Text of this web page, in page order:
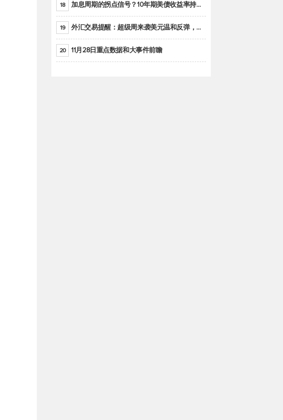
18 加息周期的拐点信号？10年期美债收益率持续低于联邦基金利率目标区间
19 外汇交易提醒：超级周来袭美元温和反弹，警惕筑底可能性
20 11月28日重点数据和大事件前瞻